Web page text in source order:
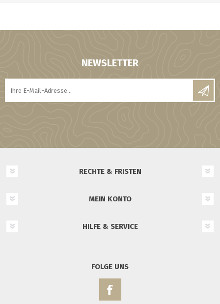
NEWSLETTER
RECHTE & FRISTEN
MEIN KONTO
HILFE & SERVICE
FOLGE UNS